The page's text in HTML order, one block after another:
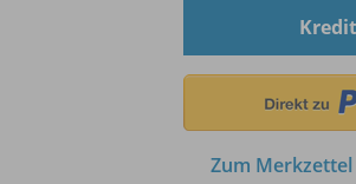
Zum